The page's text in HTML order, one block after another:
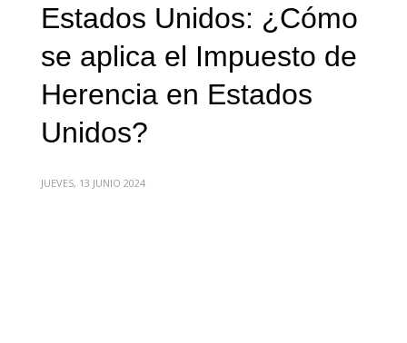
Estados Unidos: ¿Cómo
se aplica el Impuesto de
Herencia en Estados
Unidos?
JUEVES, 13 JUNIO 2024